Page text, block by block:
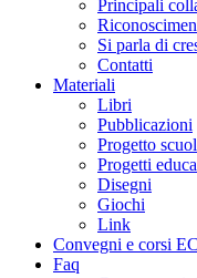
Principali
Si parla di
Contatti
Materiali
Libri
Pubblicazioni
Progetto
Progetti
Disegni
Giochi
Link
Convegni e corsi
Faq